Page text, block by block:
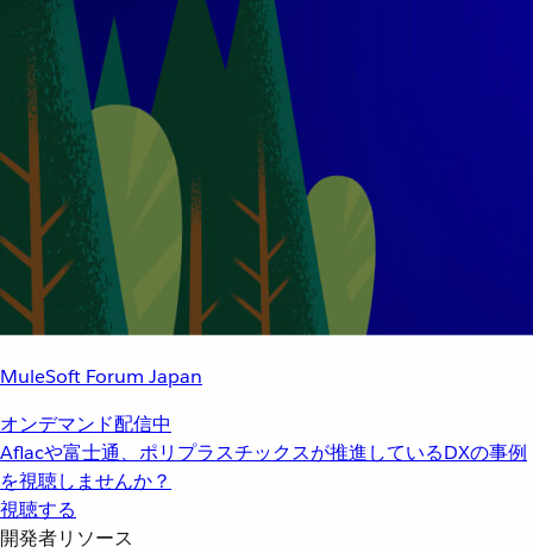
MuleSoft Forum Japan
オンデマンド配信中
Aflacや富士通、ポリプラスチックスが推進しているDXの事例
を視聴しませんか？
視聴する
開発者リソース